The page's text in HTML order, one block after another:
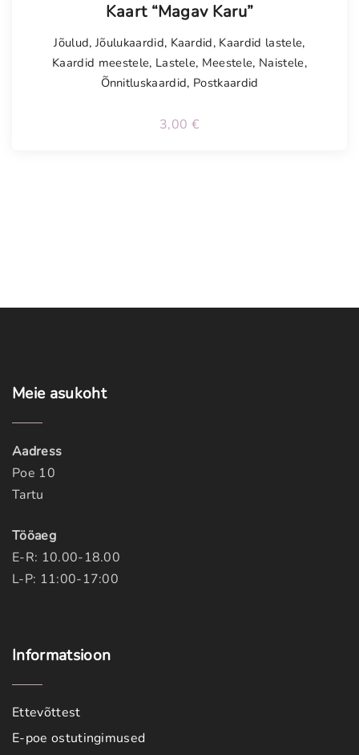
Kaart “Magav Karu”
Jõulud,Jõulukaardid, Kaardid, Kaardid lastele,
Kaardid meestele, Lastele, Meestele, Naistele,
Õnnitluskaardid, Postkaardid
3,00 €
Meie asukoht
Aadress
Poe 10
Tartu
Tööaeg
E-R: 10.00-18.00
L-P: 11:00-17:00
Informatsioon
Ettevõttest
E-poe ostutingimused